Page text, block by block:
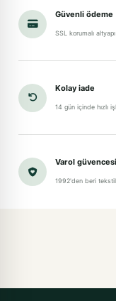
Güvenli ödeme
SSL korumalı altyapı
Kolay iade
14 gün içinde hızlı
Varol güvencesi
1992'den beri